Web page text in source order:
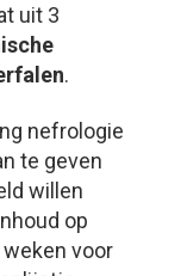
uit 3
.
nefrologie
te geven
willen
op
voor